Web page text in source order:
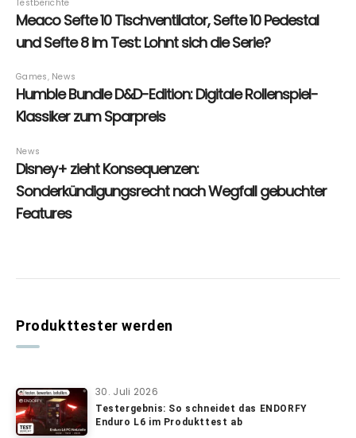
Produkttester werden
30. Juli 2026
Testergebnis: So schneidet das ENDORFY
Enduro L6 im Produkttest ab